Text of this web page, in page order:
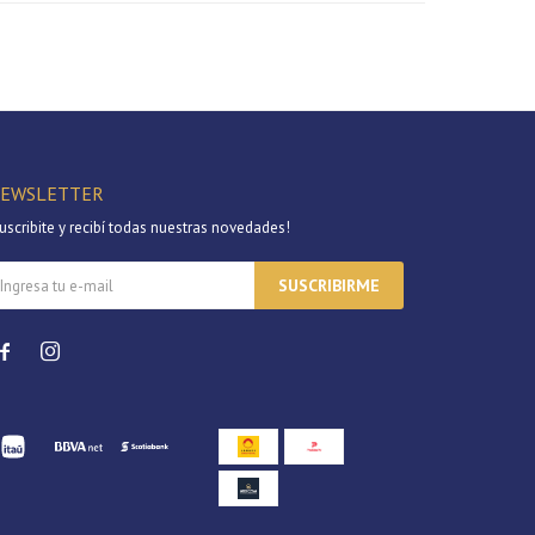
y recibí todas nuestras novedades!
SUSCRIBIRME
 